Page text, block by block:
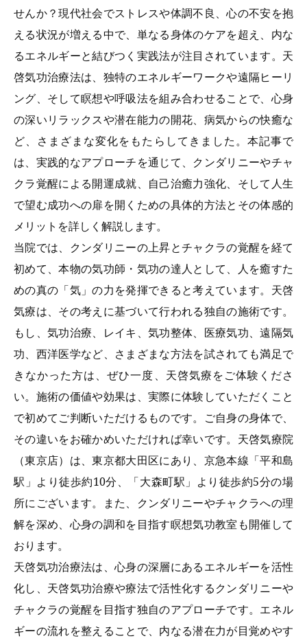
せんか？現代社会でストレスや体調不良、心の不安を抱
える状況が増える中で、単なる身体のケアを超え、内な
るエネルギーと結びつく実践法が注目されています。天
啓気功治療法は、独特のエネルギーワークや遠隔ヒーリ
ング、そして瞑想や呼吸法を組み合わせることで、心身
の深いリラックスや潜在能力の開花、病気からの快癒な
ど、さまざまな変化をもたらしてきました。本記事で
は、実践的なアプローチを通じて、クンダリニーやチャ
クラ覚醒による開運成就、自己治癒力強化、そして人生
で望む成功への扉を開くための具体的方法とその体感的
メリットを詳しく解説します。
当院では、クンダリニーの上昇とチャクラの覚醒を経て
初めて、本物の気功師・気功の達人として、人を癒すた
めの真の「気」の力を発揮できると考えています。天啓
気療は、その考えに基づいて行われる独自の施術です。
もし、気功治療、レイキ、気功整体、医療気功、遠隔気
功、西洋医学など、さまざまな方法を試されても満足で
きなかった方は、ぜひ一度、天啓気療をご体験くださ
い。施術の価値や効果は、実際に体験していただくこと
で初めてご判断いただけるものです。ご自身の身体で、
その違いをお確かめいただければ幸いです。天啓気療院
（東京店）は、東京都大田区にあり、京急本線「平和島
駅」より徒歩約10分、「大森町駅」より徒歩約5分の場
所にございます。また、クンダリニーやチャクラへの理
解を深め、心身の調和を目指す瞑想気功教室も開催して
おります。
天啓気功治療法は、心身の深層にあるエネルギーを活性
化し、天啓気功治療や療法で活性化するクンダリニーや
チャクラの覚醒を目指す独自のアプローチです。エネル
ギーの流れを整えることで、内なる潜在力が目覚めやす